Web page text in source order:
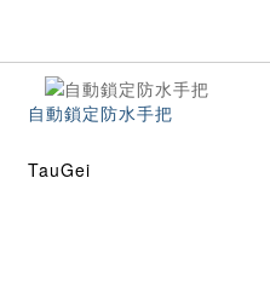
自動鎖定防水手把
TauGei